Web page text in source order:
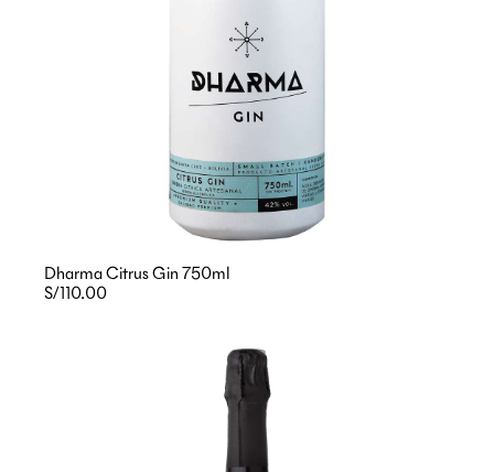
Dharma Citrus Gin 750ml
S/110.00